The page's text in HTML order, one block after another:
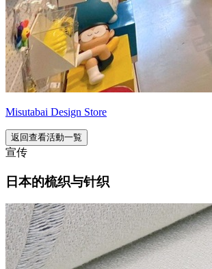
Misutabai Design Store
返回查看活動一覧
宣传
日本的梳织与针织